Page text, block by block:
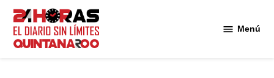
Saltar
contenido
Menú